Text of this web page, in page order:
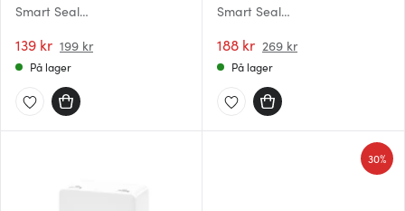
Smart Seal
139 kr 199 kr
På lager
Smart Seal
188 kr 269 kr
På lager
30%